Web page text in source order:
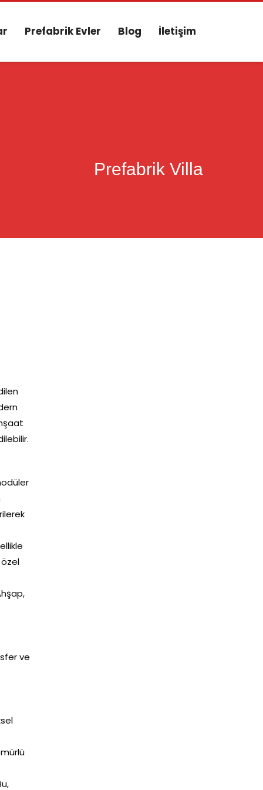
Prefabrik Evler Blog İletişim
Prefabrik Villa
ve